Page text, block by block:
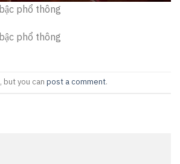
phổ thông
phổ thông
but you can post a comment.